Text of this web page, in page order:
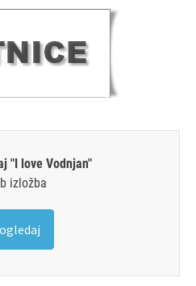
"I love Vodnjan"
izložba